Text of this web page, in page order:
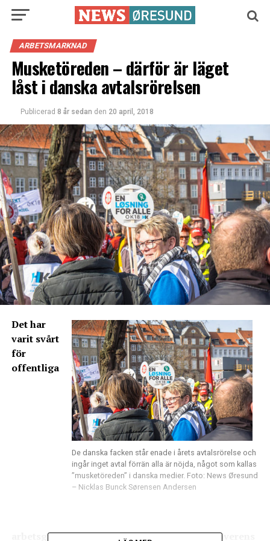
ARBETSMARKNAD
Musketöreden – därför är läget
låst i danska avtalsrörelsen
Publicerad 8 år sedan den 20 april, 2018
De danska facken står enade i årets avtalsrörelse och
ingår inget avtal förrän alla är nöjda, något som kallas
”musketöreden” i danska medier. Foto: News Øresund
– Nicklas Bunck Sørensen Andersen
Det har
varit svårt
för
offentliga
arbetsgivare och fackföreningar att komma överens